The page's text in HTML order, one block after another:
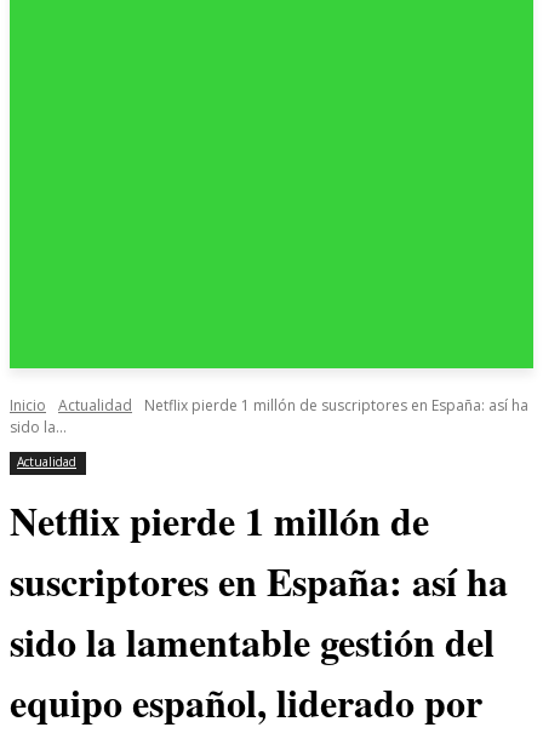
Inicio Actualidad
Netflix pierde 1 millón de suscriptores en España: así ha
sido la...
Actualidad
Netflix pierde 1 millón de
suscriptores en España: así ha
sido la lamentable gestión del
equipo español, liderado por